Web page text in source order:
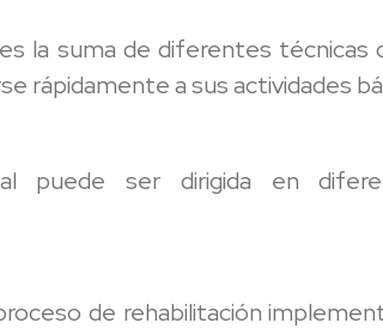
la suma de diferentes
rápidamente a sus actividades
puede ser dirigida en
de rehabilitación